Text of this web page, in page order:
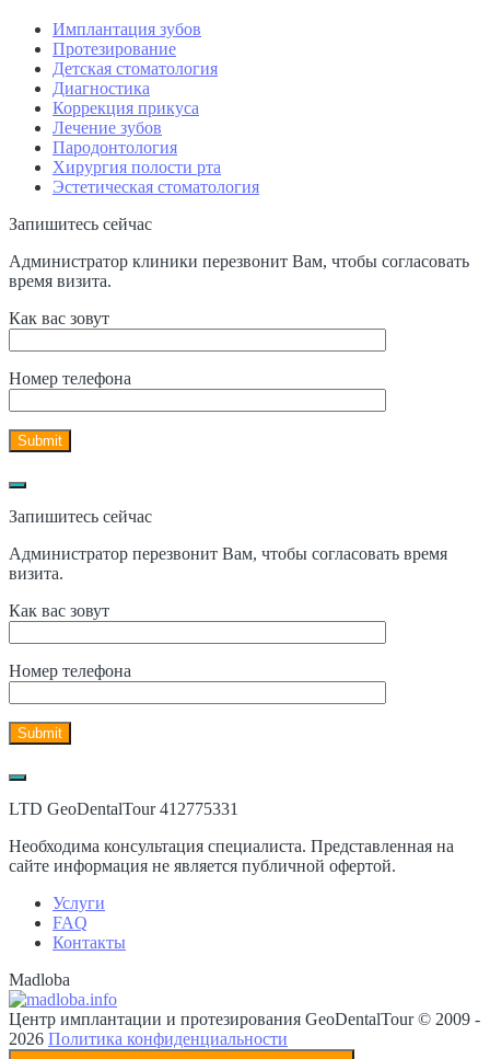
Имплантация зубов
Протезирование
Детская стоматология
Диагностика
Коррекция прикуса
Лечение зубов
Пародонтология
Хирургия полости рта
Эстетическая стоматология
Запишитесь сейчас
Администратор клиники перезвонит Вам, чтобы согласовать
время визита.
Как вас зовут
Номер телефона
Запишитесь сейчас
Администратор перезвонит Вам, чтобы согласовать время
визита.
Как вас зовут
Номер телефона
LTD GeoDentalTour 412775331
Необходима консультация специалиста. Представленная на
сайте информация не является публичной офертой.
Услуги
FAQ
Контакты
Madloba
Центр имплантации и протезирования GeoDentalTour © 2009 -
2026 Политика конфиденциальности